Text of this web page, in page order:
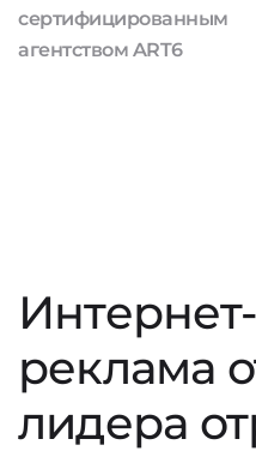
сертифицированным
агентством ART6
Интернет-
реклама
лидера